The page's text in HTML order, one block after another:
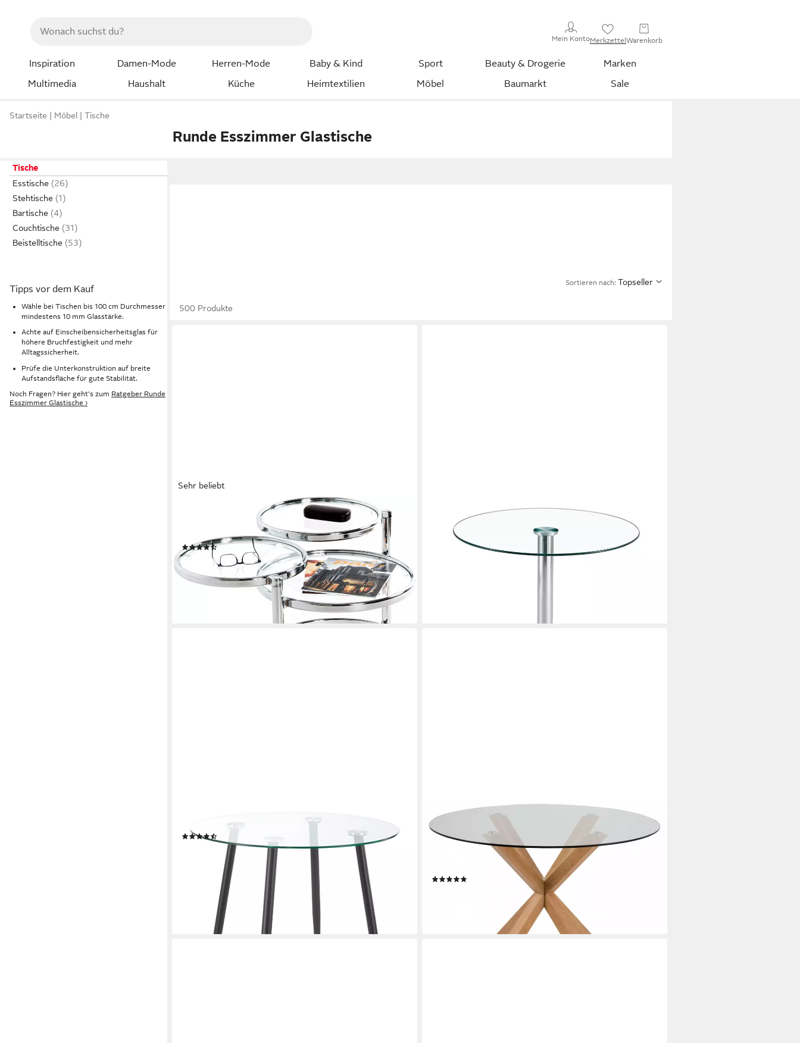
Mein KontoMerkzettelWarenkorb
Inspiration Damen-Mode Herren-Mode Baby & Kind Sport Beauty & Drogerie
Marken
Multimedia
Haushalt Küche Heimtextilien Möbel Baumarkt Sale
Startseite Möbel Tische
Runde Esszimmer Glastische
Tische
Esstische
Stehtische
Bartische
Couchtische
Beistelltische
Tipps vor dem Kauf
Wähle bei Tischen bis 100 cm Durchmesser
mindestens 10 mm Glasstärke.
Achte auf Einscheibensicherheitsglas für
höhere Bruchfestigkeit und mehr
Alltagssicherheit.
Prüfe die Unterkonstruktion auf breite
Aufstandsfläche für gute Stabilität.
Noch Fragen? Hier geht's zum Ratgeber Runde
Esszimmer Glastische ›
Sortieren nach: Topseller
500 Produkte
Sehr beliebt
Couchtisch Sofatisch, Wohnzimmertisch (1-St), rund - aus
Metall Silber - Ø/H / cm
(32)
ab 141,02 € UVP 210,95 €
-33%
lieferbar - in 2-3 Werktagen bei dir
Bartisch Runder Barhocker-Tisch aus gehärtetem Glas mit
silbernem Metallfuß (1-St), Couchtisch, Beistisch,
Wohnzimmertisch, 89x92cm
Esstisch, »Humppila« Glastisch 80 x 75 cm Schwarz
(11)
UVP107,99 €
lieferbar - in 4-5 Werktagen bei dir
ACTONA GROUP
Esstisch Heaven, runde Tischplatte aus Keramik o. Glas &
belastbar bis 100 kg (Esstisch, OTTOs Choice),
Gehärtetem Klarglas, Robustes Gestell, Platz für Familie &
lieferbar - in 6-8 Werktagen bei dir
+3